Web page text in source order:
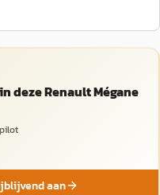
deze Renault Mégane
aan